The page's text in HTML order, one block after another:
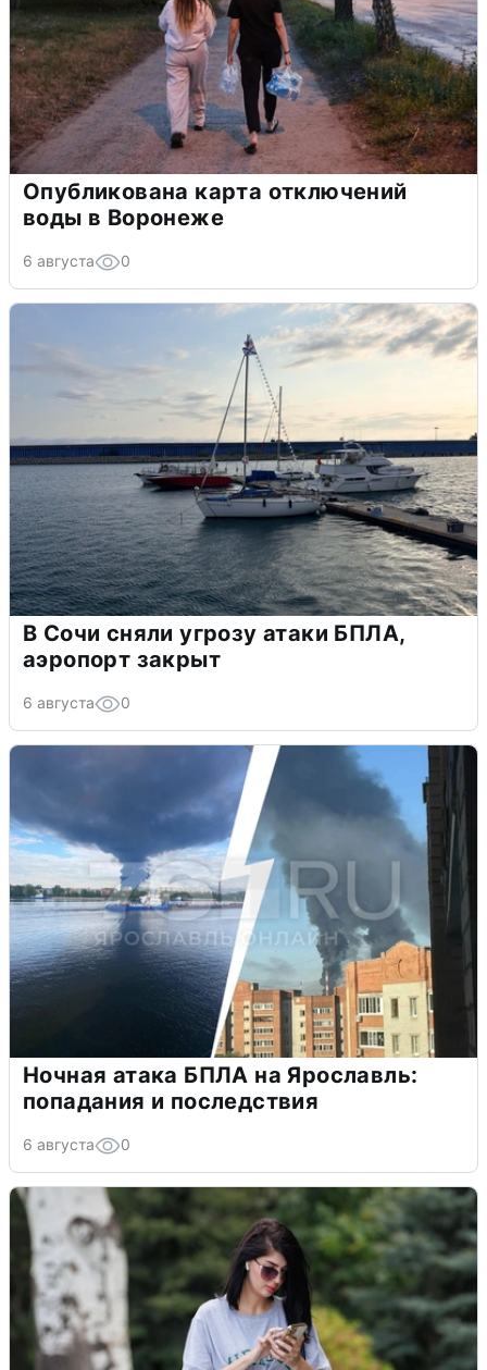
Опубликована карта отключений
воды в Воронеже
6 августа 0
В Сочи сняли угрозу атаки БПЛА,
аэропорт закрыт
6 августа 0
Ночная атака БПЛА на Ярославль:
попадания и последствия
6 августа 0